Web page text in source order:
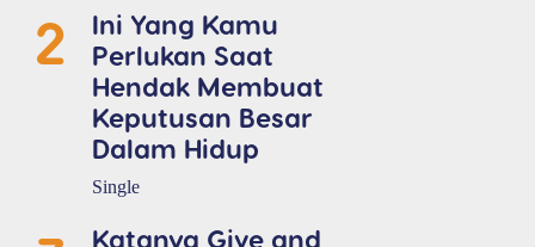
2
Ini Yang Kamu
Perlukan Saat
Hendak Membuat
Keputusan Besar
Dalam Hidup
Single
Katanya Give and